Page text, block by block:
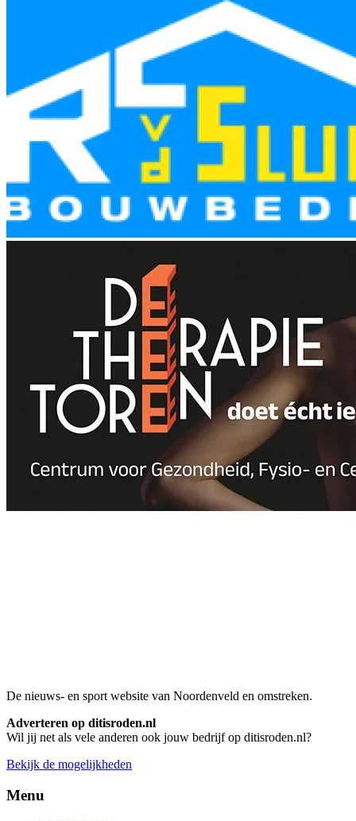
De nieuws- en sport website van Noordenveld en omstreken.
Adverteren op ditisroden.nl
Wil jij net als vele anderen ook jouw bedrijf op ditisroden.nl?
Bekijk de mogelijkheden
Menu